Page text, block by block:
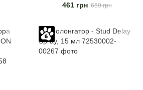
Stud Spray, 150 ml
461 грн 659 грн